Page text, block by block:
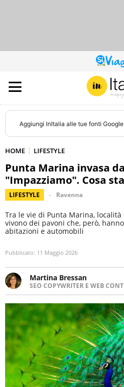
DI
Aggiungi InItalia alle tue fonti
HOME LIFESTYLE
Punta Marina invasa
"Impazziamo". Cosa
LIFESTYLE Ravenna
Tra le vie di Punta Marina,
vivono dei pavoni che, però,
abitazioni e automobili
Pubblicato: 11 Maggio 2026
Martina Bressan
SEO COPYWRITER E WEB
Appassionata di viaggi, di
scoprire nuovi posti e
determinata e
soprattutto scrivere.